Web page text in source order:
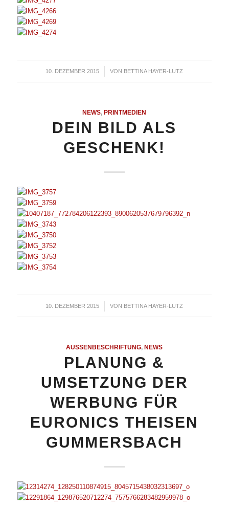
10. DEZEMBER 2015
/ VON BETTINA HAYER-LUTZ
NEWS ,PRINTMEDIEN
DEIN BILD ALS
GESCHENK!
10. DEZEMBER 2015
/ VON BETTINA HAYER-LUTZ
AUSSENBESCHRIFTUNG ,NEWS
PLANUNG &
UMSETZUNG DER
WERBUNG FÜR
EURONICS THEISEN
GUMMERSBACH